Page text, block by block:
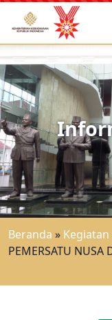
Beranda » Kegiatan
PEMERSATU NUSA